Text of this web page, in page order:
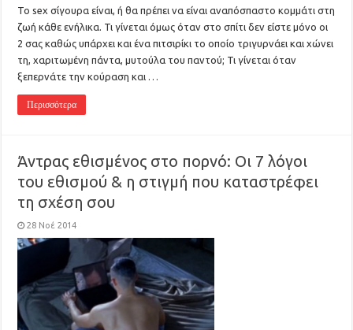
Το sex σίγουρα είναι, ή θα πρέπει να είναι αναπόσπαστο κομμάτι στη
ζωή κάθε ενήλικα. Τι γίνεται όμως όταν στο σπίτι δεν είστε μόνο οι
2 σας καθώς υπάρχει και ένα πιτσιρίκι το οποίο τριγυρνάει και χώνει
τη, χαριτωμένη πάντα, μυτούλα του παντού; Τι γίνεται όταν
ξεπερνάτε την κούραση και …
Περισσότερα
Άντρας εθισμένος στο πορνό: Οι 7 λόγοι
του εθισμού & η στιγμή που καταστρέφει
τη σχέση σου
28 Νοέ 2014